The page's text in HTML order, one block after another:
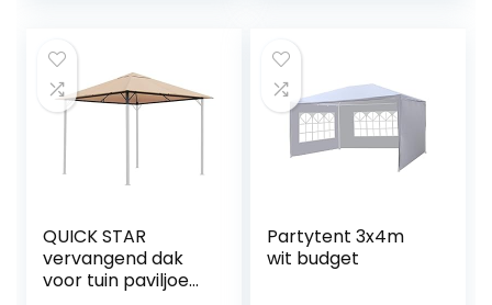
afsluitbaar
QUICK STAR
vervangend dak
voor tuin paviljoen
Partytent 3x4m
wit budget